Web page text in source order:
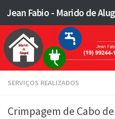
Skip to content
SERVIÇOS REALIZADOS
Crimpagem de Cabo